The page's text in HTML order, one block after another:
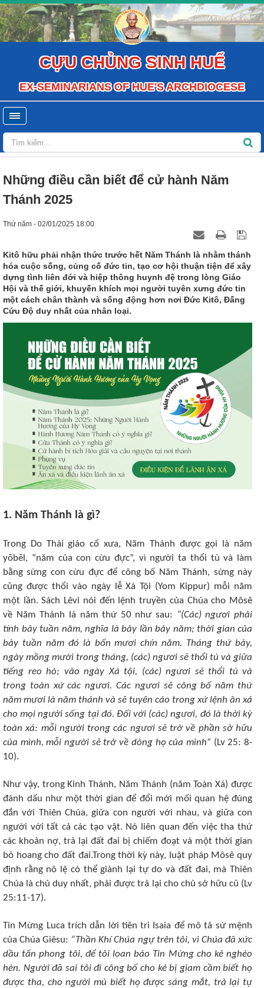
CỰU CHỦNG SINH HUẾ
EX-SEMINARIANS OF HUE'S ARCHDIOCESE
Những điều cần biết để cử hành Năm
Thánh 2025
Thứ năm - 02/01/2025 18:00
Kitô hữu phải nhận thức trước hết Năm Thánh là nhằm thánh
hóa cuộc sống, củng cố đức tin, tạo cơ hội thuận tiện để xây
dựng tình liên đới và hiệp thông huynh đệ trong lòng Giáo
Hội và thế giới, khuyến khích mọi người tuyên xưng đức tin
một cách chân thành và sống động hơn nơi Ðức Kitô, Ðấng
Cứu Ðộ duy nhất của nhân loại.
1. Năm Thánh là gì?
Trong Do Thái giáo cổ xưa, Năm Thánh được gọi là năm
yōbēl, “năm của con cừu đực”, vì người ta thổi tù và làm
bằng sừng con cừu đực để công bố Năm Thánh, sừng này
cũng được thổi vào ngày lễ Xá Tội (Yom Kippur) mỗi năm
một lần. Sách Lêvi nói đến lệnh truyền của Chúa cho Môsê
về Năm Thánh là năm thứ 50 như sau: “(Các) ngươi phải
tính bảy tuần năm, nghĩa là bảy lần bảy năm; thời gian của
bảy tuần năm đó là bốn mươi chín năm. Tháng thứ bảy,
ngày mồng mười trong tháng, (các) ngươi sẽ thổi tù và giữa
tiếng reo hò; vào ngày Xá tội, (các) ngươi sẽ thổi tù và
trong toàn xứ các ngươi. Các ngươi sẽ công bố năm thứ
năm mươi là năm thánh và sẽ tuyên cáo trong xứ lệnh ân xá
cho mọi người sống tại đó. Đối với (các) ngươi, đó là thời kỳ
toàn xá: mỗi người trong các ngươi sẽ trở về phần sở hữu
của mình, mỗi người sẽ trở về dòng họ của mình” (Lv 25: 8-
10).
Như vậy, trong Kinh Thánh, Năm Thánh (năm Toàn Xá) được
đánh dấu như một thời gian để đổi mới mối quan hệ đúng
đắn với Thiên Chúa, giữa con người với nhau, và giữa con
người với tất cả các tạo vật. Nó liên quan đến việc tha thứ
các khoản nợ, trả lại đất đai bị chiếm đoạt và một thời gian
bỏ hoang cho đất đai.Trong thời kỳ này, luật pháp Môsê quy
định rằng nô lệ có thể giành lại tự do và đất đai, mà Thiên
Chúa là chủ duy nhất, phải được trả lại cho chủ sở hữu cũ (Lv
25:11-17).
Tin Mừng Luca trích dẫn lời tiên tri Isaia để mô tả sứ mệnh
của Chúa Giêsu: “Thần Khí Chúa ngự trên tôi, vì Chúa đã xức
dầu tấn phong tôi, để tôi loan báo Tin Mừng cho kẻ nghèo
hèn. Người đã sai tôi đi công bố cho kẻ bị giam cầm biết họ
được tha, cho người mù biết họ được sáng mắt, trả lại tự